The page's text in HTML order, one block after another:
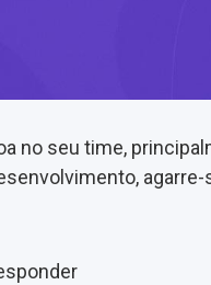
no seu time,
agarre-